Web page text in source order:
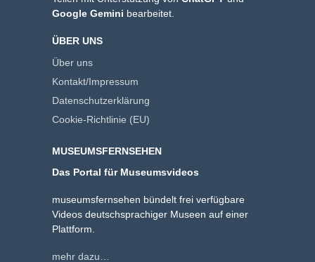
Google Gemini bearbeitet.
ÜBER UNS
Über uns
Kontakt/Impressum
Datenschutzerklärung
Cookie-Richtlinie (EU)
MUSEUMSFERNSEHEN
Das Portal für Museumsvideos
museumsfernsehen bündelt frei verfügbare
Videos deutschsprachiger Museen auf einer
Plattform.
mehr dazu…